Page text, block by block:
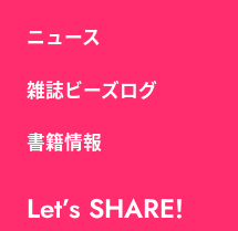
ニュース
雑誌ビーズログ
書籍情報
Let’s SHARE!